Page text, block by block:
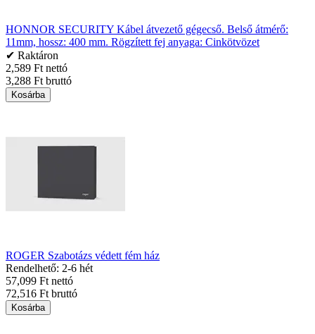
HONNOR SECURITY Kábel átvezető gégecső. Belső átmérő:
11mm, hossz: 400 mm. Rögzített fej anyaga: Cinkötvözet
✔ Raktáron
2,589 Ft nettó
3,288 Ft bruttó
Kosárba
ROGER Szabotázs védett fém ház
Rendelhető: 2-6 hét
57,099 Ft nettó
72,516 Ft bruttó
Kosárba